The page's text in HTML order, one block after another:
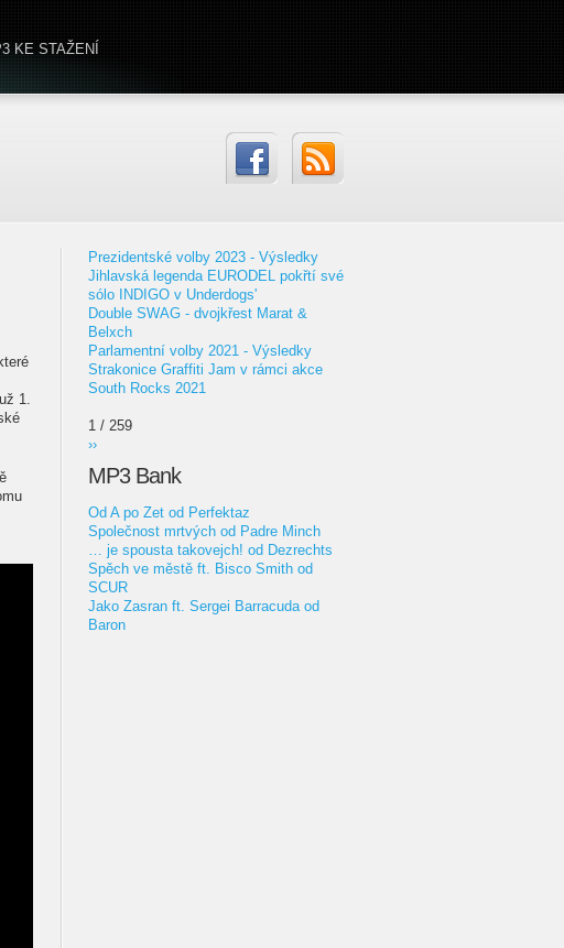
KE STAŽENÍ
1.
Prezidentské volby 2023 - Výsledky
Jihlavská legenda EURODEL pokřtí své
sólo INDIGO v Underdogs'
Double SWAG - dvojkřest Marat &
Belxch
Parlamentní volby 2021 - Výsledky
Strakonice Graffiti Jam v rámci akce
South Rocks 2021
1 / 259
››
MP3 Bank
Od A po Zet od Perfektaz
Společnost mrtvých od Padre Minch
… je spousta takovejch! od Dezrechts
Spěch ve městě ft. Bisco Smith od
SCUR
Jako Zasran ft. Sergei Barracuda od
Baron